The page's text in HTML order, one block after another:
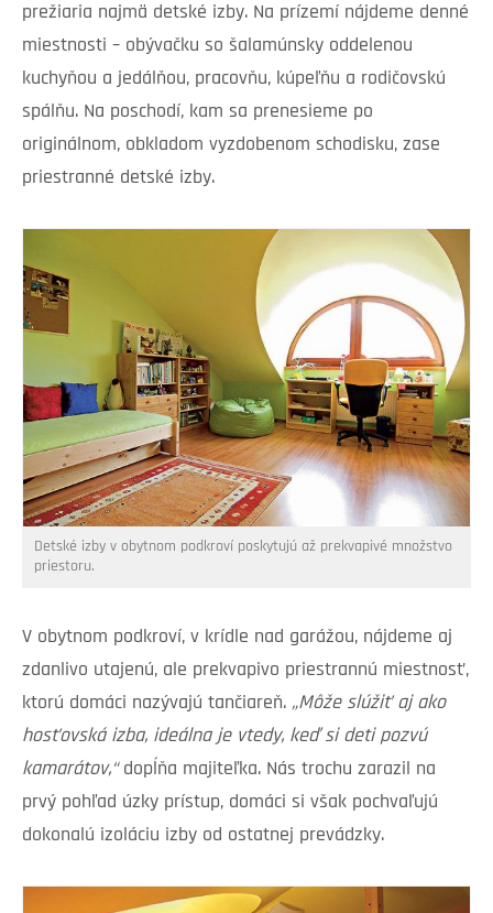
prežiaria najmä detské izby. Na prízemí nájdeme denné
miestnosti – obývačku so šalamúnsky oddelenou
kuchyňou a jedálňou, pracovňu, kúpeľňu a rodičovskú
spálňu. Na poschodí, kam sa prenesieme po
originálnom, obkladom vyzdobenom schodisku, zase
priestranné detské izby.
Detské izby v obytnom podkroví poskytujú až prekvapivé množstvo
priestoru.
V obytnom podkroví, v krídle nad garážou, nájdeme aj
zdanlivo utajenú, ale prekvapivo priestrannú miestnosť,
ktorú domáci nazývajú tančiareň. „Môže slúžiť aj ako
hosťovská izba, ideálna je vtedy, keď si deti pozvú
kamarátov,“dopĺňa majiteľka. Nás trochu zarazil na
prvý pohľad úzky prístup, domáci si však pochvaľujú
dokonalú izoláciu izby od ostatnej prevádzky.